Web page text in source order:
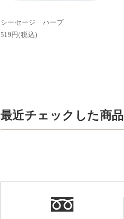
シーセージ ハーブ
519円(税込)
最近チェックした商品